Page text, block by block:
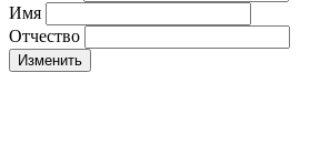
Имя
Отчество
Изменить